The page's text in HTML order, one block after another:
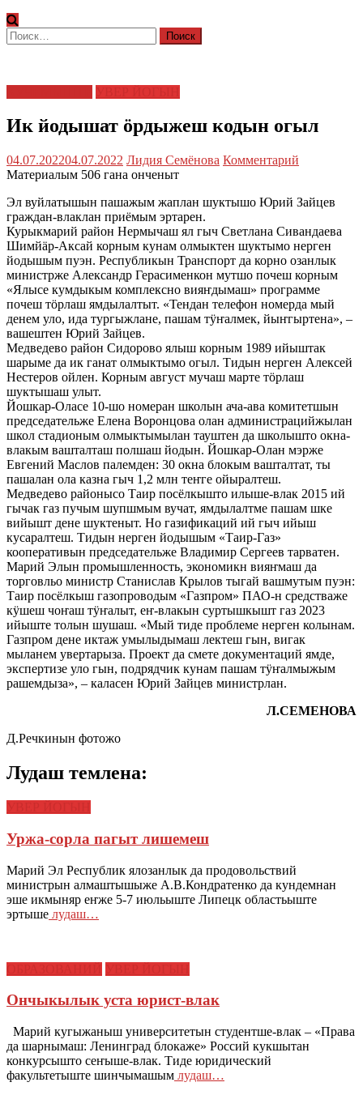
Найти:
Ик йодышат ӧрдыжеш кодын огыл
04.07.202204.07.2022 Лидия Семёнова Комментарий
Материалым 506 гана онченыт
Эл вуйлатышын пашажым жаплан шуктышо Юрий Зайцев
граждан-влаклан приёмым эртарен.
Курыкмарий район Нермычаш ял гыч Светлана Сивандаева
Шимйӓр-Аксай корным кунам олмыктен шуктымо нерген
йодышым пуэн. Республикын Транспорт да корно озанлык
министрже Александр Герасименкон мутшо почеш корным
«Ялысе кумдыкым комплексно вияҥдымаш» программе
почеш тӧрлаш ямдылалтыт. «Тендан телефон номерда мый
денем уло, ида тургыжлане, пашам тӱҥалмек, йыҥгыртена», –
вашештен Юрий Зайцев.
Медведево район Сидорово ялыш корным 1989 ийыштак
шарыме да ик ганат олмыктымо огыл. Тидын нерген Алексей
Нестеров ойлен. Корным август мучаш марте тӧрлаш
шуктышаш улыт.
Йошкар-Оласе 10-шо номеран школын ача-ава комитетшын
председательже Елена Воронцова олан администрацийжылан
школ стадионым олмыктымылан тауштен да школышто окна-
влакым вашталташ полшаш йодын. Йошкар-Олан мэрже
Евгений Маслов палемден: 30 окна блокым вашталтат, ты
пашалан ола казна гыч 1,2 млн теҥге ойыралтеш.
Медведево районысо Таир посёлкышто илыше-влак 2015 ий
гычак газ пучым шупшмым вучат, ямдылалтме пашам шке
вийышт дене шуктеныт. Но газификаций ий гыч ийыш
кусаралтеш. Тидын нерген йодышым «Таир-Газ»
кооперативын председательже Владимир Сергеев тарватен.
Марий Элын промышленность, экономикн вияҥмаш да
торговльо министр Станислав Крылов тыгай вашмутым пуэн:
Таир посёлкыш газопроводым «Газпром» ПАО-н средстваже
кӱшеш чоҥаш тӱҥалыт, еҥ-влакын суртышкышт газ 2023
ийыште толын шушаш. «Мый тиде проблеме нерген колынам.
Газпром дене иктаж умылыдымаш лектеш гын, вигак
мыланем увертарыза. Проект да смете документаций ямде,
экспертизе уло гын, подрядчик кунам пашам тӱҥалмыжым
рашемдыза», – каласен Юрий Зайцев министрлан.
Л.СЕМЕНОВА
Д.Речкинын фотожо
Лудаш темлена:
Уржа-сорла пагыт лишемеш
Марий Эл Республик ялозанлык да продовольствий
министрын алмаштышыже А.В.Кондратенко да кундемнан
эше икмыняр еҥже 5-7 июльыште Липецк областьыште
эртыше лудаш…
Ончыкылык уста юрист-влак
Марий кугыжаныш университетын студентше-влак – «Права
да шарнымаш: Ленинград блокаже» Россий кукшытан
конкурсышто сеҥыше-влак. Тиде юридический
факультетыште шинчымашым лудаш…